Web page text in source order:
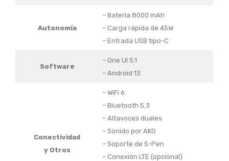
Autonomía
– Batería 8000 mAh
– Carga rápida de 45W
– Entrada USB tipo-C
Software
– One UI 5.1
– Android 13
Conectividad
y Otros
– WiFi 6
– Bluetooth 5.3
– Altavoces duales
– Sonido por AKG
– Soporte de S-Pen
– Conexión LTE (opcional)